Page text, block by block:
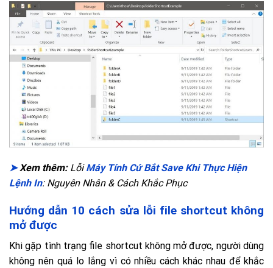
➤Xem thêm: LỗiMáy Tính Cứ Bắt Save Khi Thực Hiện
Lệnh In: Nguyên Nhân & Cách Khắc Phục
Hướng dẫn 10 cách sửa lỗi file shortcut không
mở được
Khi gặp tình trạng file shortcut không mở được, người dùng
không nên quá lo lắng vì có nhiều cách khác nhau để khắc